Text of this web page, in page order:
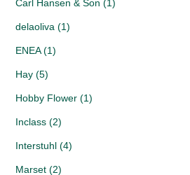
Carl Hansen & Son (1)
delaoliva (1)
ENEA (1)
Hay (5)
Hobby Flower (1)
Inclass (2)
Interstuhl (4)
Marset (2)